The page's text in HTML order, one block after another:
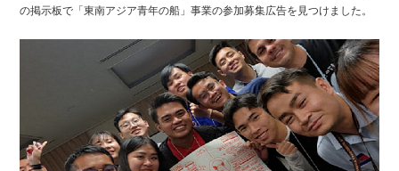
の掲示板で「東南アジア青年の船」事業の参加募集広告を見つけました。